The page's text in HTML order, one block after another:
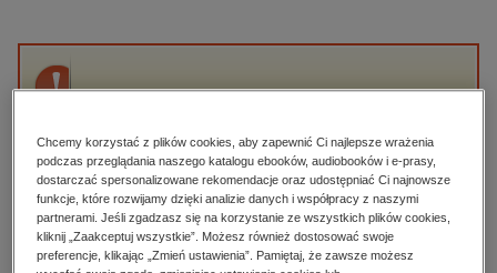
budownictwo, aranżacja wnętrz
dzienniki
edukacja
hobby, sport, rozrywka
komputery, internet, technologie, informatyka
Przepraszamy, ale produkt „Szepty” nie jest
High-contrast mode
Polecane
Chcemy korzystać z plików cookies, aby zapewnić Ci najlepsze wrażenia
podczas przeglądania naszego katalogu ebooków, audiobooków i e-prasy,
dostarczać spersonalizowane rekomendacje oraz udostępniać Ci najnowsze
funkcje, które rozwijamy dzięki analizie danych i współpracy z naszymi
partnerami. Jeśli zgadzasz się na korzystanie ze wszystkich plików cookies,
kliknij „Zaakceptuj wszystkie”. Możesz również dostosować swoje
preferencje, klikając „Zmień ustawienia”. Pamiętaj, że zawsze możesz